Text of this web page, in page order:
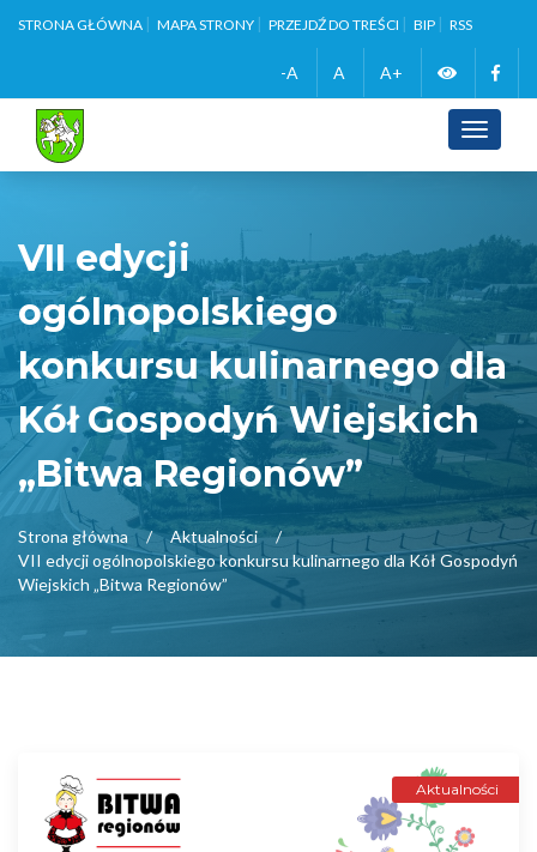
STRONA GŁÓWNA MAPA STRONY PRZEJDŹ DO TREŚCI BIP RSS
-A A A+ Zmień
wersję
Toggle
VII edycji
ogólnopolskiego
konkursu kulinarnego dla
Kół Gospodyń Wiejskich
„Bitwa Regionów”
Strona główna
Aktualności
VII edycji ogólnopolskiego konkursu kulinarnego dla Kół Gospodyń
Wiejskich „Bitwa Regionów”
Aktualności